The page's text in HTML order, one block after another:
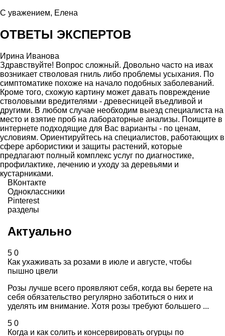
С уважением, Елена
ОТВЕТЫ ЭКСПЕРТОВ
Ирина Иванова
Здравствуйте! Вопрос сложный. Довольно часто на ивах
возникает стволовая гниль либо проблемы усыхания. По
симптоматике похоже на начало подобных заболеваний.
Кроме того, схожую картину может давать повреждение
стволовыми вредителями - древесницей въедливой и
другими. В любом случае необходим выезд специалиста на
место и взятие проб на лабораторные анализы. Поищите в
интернете подходящие для Вас варианты - по ценам,
условиям. Ориентируйтесь на специалистов, работающих в
сфере арбористики и защиты растений, которые
предлагают полный комплекс услуг по диагностике,
профилактике, лечению и уходу за деревьями и
кустарниками.
ВКонтакте
Одноклассники
Pinterest
разделы
Актуально
5 0
Как ухаживать за розами в июле и августе, чтобы
пышно цвели
Розы лучше всего проявляют себя, когда вы берете на
себя обязательство регулярно заботиться о них и
уделять им внимание. Хотя розы требуют большего ...
5 0
Когда и как солить и консервировать огурцы по